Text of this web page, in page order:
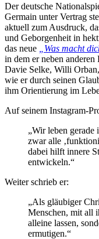
Der deutsche
Germain unter Vertrag
aktuell zum Ausdruck,
und Geborgenheit in
das neue
„Was macht
in dem er neben
Davie Selke, Willi
wie er durch seinen
ihm Orientierung im
Auf seinem Instagram-
„Wir leben gerade
zwar alle
dabei hilft innere
entwickeln.“
Weiter schrieb er:
„Als gläubiger
Menschen, mit all
alleine lassen,
ermutigen.“